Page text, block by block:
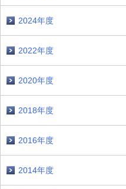
2024年度
2022年度
2020年度
2018年度
2016年度
2014年度